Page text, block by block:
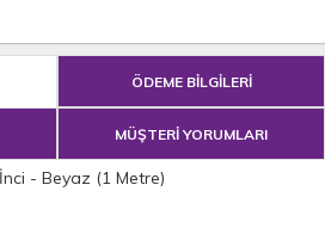
ÖDEME BİLGİLERİ
MÜŞTERİ YORUMLARI
- Beyaz (1 Metre)